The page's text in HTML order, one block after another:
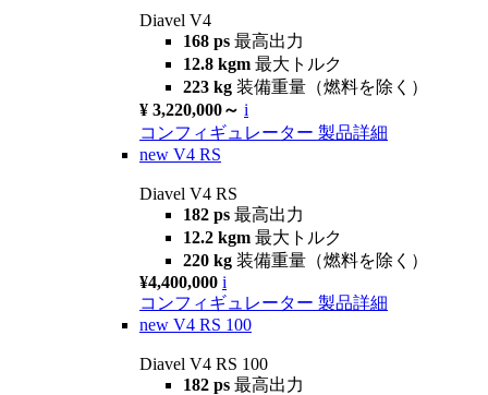
Diavel V4
168 ps 最高出力
12.8 kgm 最大トルク
223 kg 装備重量（燃料を除く）
¥ 3,220,000～ i
コンフィギュレーター 製品詳細
new V4 RS
Diavel V4 RS
182 ps 最高出力
12.2 kgm 最大トルク
220 kg 装備重量（燃料を除く）
¥4,400,000 i
コンフィギュレーター 製品詳細
new V4 RS 100
Diavel V4 RS 100
182 ps 最高出力